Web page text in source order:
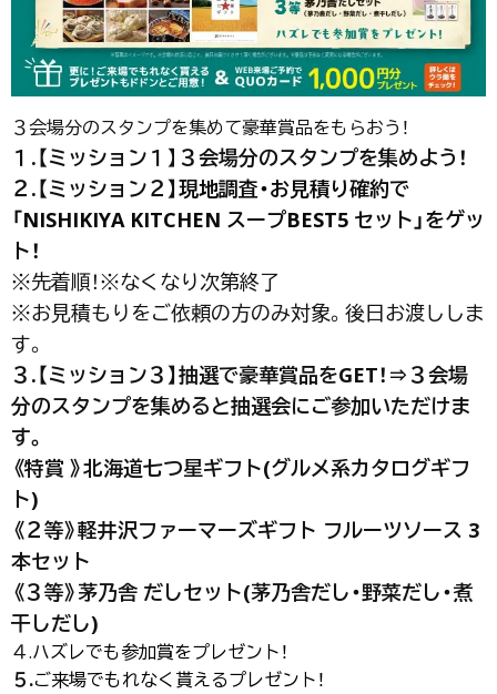
３会場分のスタンプを集めて豪華賞品をもらおう！
１.【ミッション１ 】 ３会場分のスタンプを集めよう！
２.【ミッション２】現地調査・お見積り確約で
「NISHIKIYA KITCHEN スープBEST5 セット」をゲッ
ト！
※先着順！※なくなり次第終了
※お見積もりをご依頼の方のみ対象。後日お渡ししま
す。
３.【ミッション３】抽選で豪華賞品をGET！ ⇒３会場
分のスタンプを集めると抽選会にご参加いただけま
す。
《特賞 》北海道七つ星ギフト(グルメ系カタログギフ
ト)
《２等》軽井沢ファーマーズギフト フルーツソース 3
本セット
《３等》茅乃舎 だしセット(茅乃舎だし・野菜だし・煮
干しだし)
４.ハズレでも参加賞をプレゼント！
５.ご来場でもれなく貰えるプレゼント！